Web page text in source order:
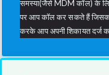
समस्या(जैसे MDM कॉल) के लिए
पर आप कॉल कर सकते हैं
करके आप अपनी शिकायत दर्ज